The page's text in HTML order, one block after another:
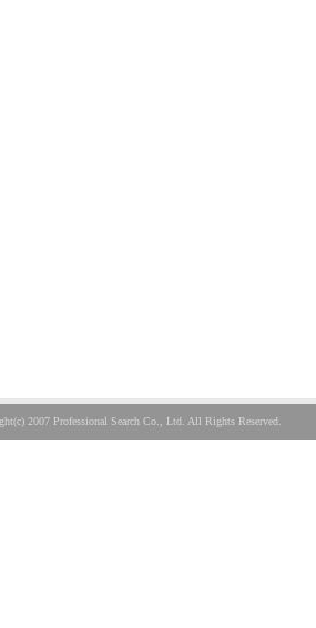
2007 Professional Search Co., Ltd. All Rights Reserved.